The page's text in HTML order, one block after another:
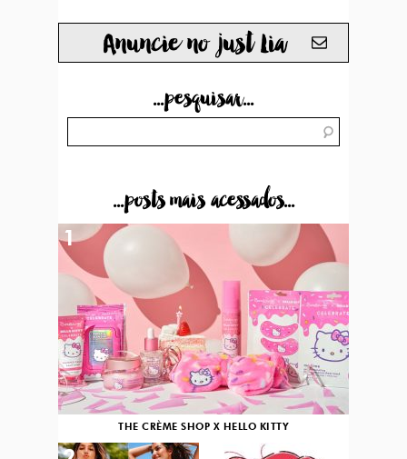
Anuncie no just Lia
...pesquisar...
...posts mais acessados...
THE CRÈME SHOP X HELLO KITTY
1